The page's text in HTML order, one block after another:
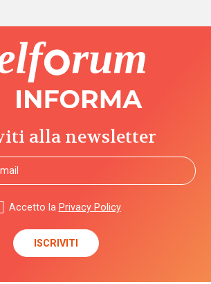
alla newsletter
Accetto la Privacy Policy